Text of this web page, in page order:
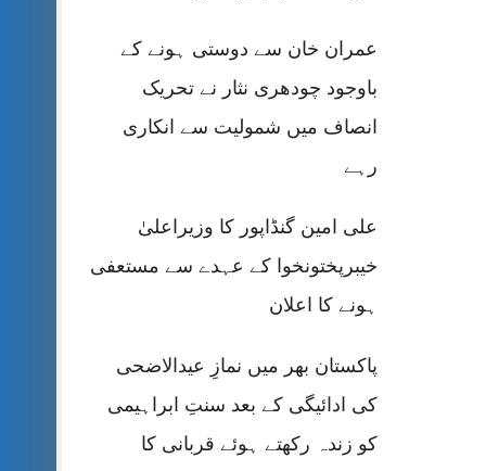
عمران خان سے دوستی ہونے کے
باوجود چودھری نثار نے تحریک
انصاف میں شمولیت سے انکاری
رہے
علی امین گنڈاپور کا وزیراعلیٰ
خیبرپختونخوا کے عہدے سے مستعفی
ہونے کا اعلان
پاکستان بھر میں نمازِ عیدالاضحی
کی ادائیگی کے بعد سنتِ ابراہیمی
کو زندہ رکھتے ہوئے قربانی کا